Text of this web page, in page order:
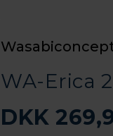
WA-Erica
DKK